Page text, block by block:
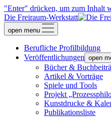
"Enter" drücken, um zum Inhalt
Die Freiraum-Werkstatt
open menu
Berufliche Profilbildung
Veröffentlichungen open
Bücher &
Artikel & Vorträge
Spiele und Tools
Projekt
Kunstdrucke &
Publikationsliste